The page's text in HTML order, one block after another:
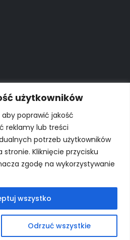
użytkowników
poprawić jakość
reklamy lub treści
potrzeb użytkowników
Kliknięcie przycisku
zgodę na wykorzystywanie
Odrzuć wszystkie
wszystko
ostatnie sztuki preorder